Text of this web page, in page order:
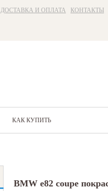
ДОСТАВКА И ОПЛАТА КОНТАКТЫ
КАК КУПИТЬ
BMW e82 coupe